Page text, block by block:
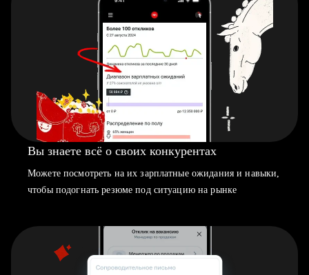
Вы знаете всё о своих конкурентах
Можете посмотреть на их зарплатные ожидания и навыки,
чтобы подогнать резюме под ситуацию на рынке